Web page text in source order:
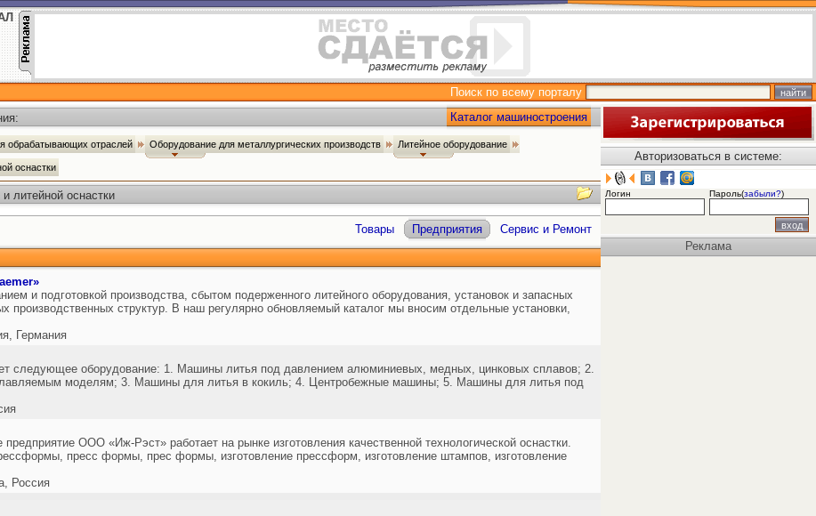
Поиск по всему порталу
Каталог машиностроения
обрабатывающих отраслей Оборудование для металлургических производств Литейное оборудование
оснастки
литейной оснастки
Товары Предприятия Сервис и Ремонт
и подготовкой производства, сбытом подерженного литейного оборудования, установок и запасных
производственных структур. В наш регулярно обновляемый каталог мы вносим отдельные установки,
Германия
следующее оборудование: 1. Машины литья под давлением алюминиевых, медных, цинковых сплавов; 2.
моделям; 3. Машины для литья в кокиль; 4. Центробежные машины; 5. Машины для литья под
предприятие ООО «Иж-Рэст» работает на рынке изготовления качественной технологической оснастки.
пресс формы, прес формы, изготовление прессформ, изготовление штампов, изготовление
Россия
Авторизоваться в системе:
Логин Пароль(забыли?)
Реклама